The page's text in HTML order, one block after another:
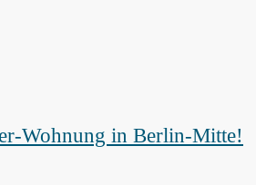
Wohnung in Berlin-Mitte!